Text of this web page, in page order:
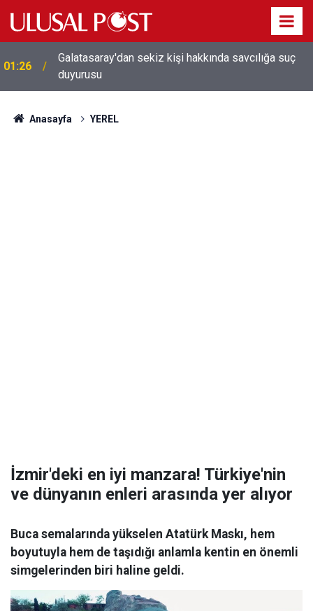
01:26
Galatasaray'dan sekiz kişi hakkında savcılığa suç
duyurusu
Anasayfa YEREL
İzmir'deki en iyi manzara! Türkiye'nin
ve dünyanın enleri arasında yer alıyor
Buca semalarında yükselen Atatürk Maskı, hem
boyutuyla hem de taşıdığı anlamla kentin en önemli
simgelerinden biri haline geldi.